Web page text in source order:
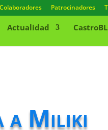
Colaboradores Patrocinadores
Actualidad
a Miliki